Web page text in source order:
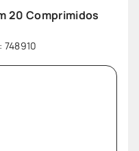
20 Comprimidos
748910